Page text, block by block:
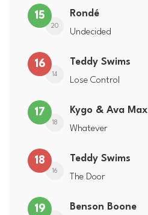
15
20
Rondé
Undecided
16
14
Teddy Swims
Lose Control
17
18
Kygo & Ava Max
Whatever
18
16
Teddy Swims
The Door
19 Benson Boone